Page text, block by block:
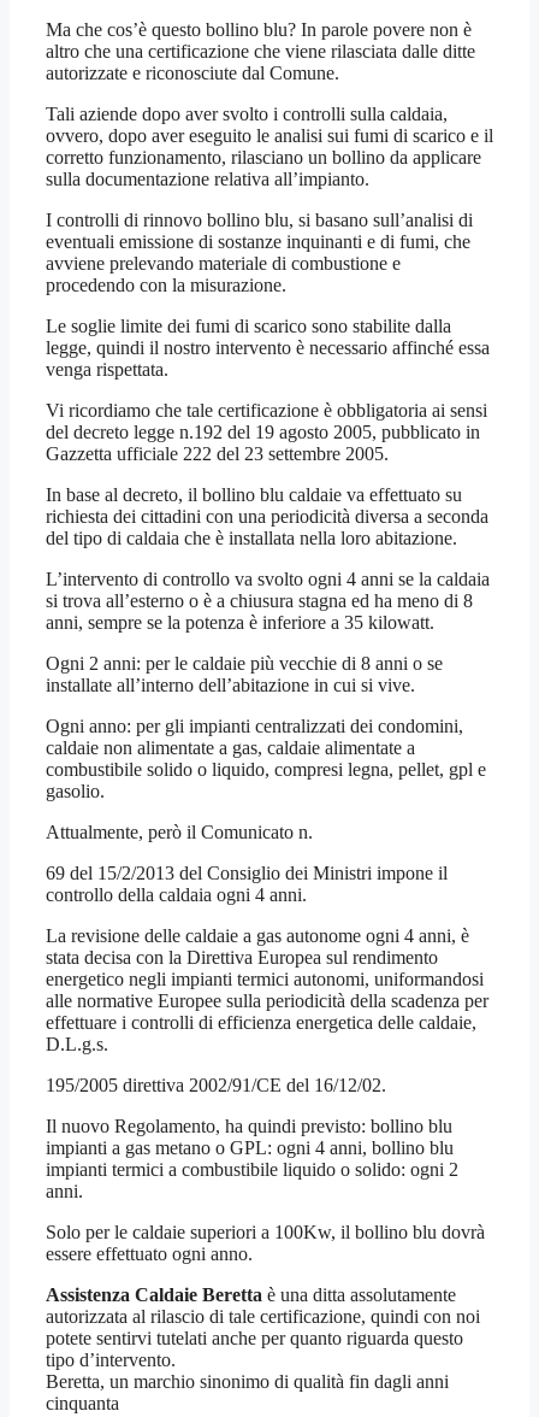
Ma che cos’è questo bollino blu? In parole povere non è
altro che una certificazione che viene rilasciata dalle ditte
autorizzate e riconosciute dal Comune.
Tali aziende dopo aver svolto i controlli sulla caldaia,
ovvero, dopo aver eseguito le analisi sui fumi di scarico e il
corretto funzionamento, rilasciano un bollino da applicare
sulla documentazione relativa all’impianto.
I controlli di rinnovo bollino blu, si basano sull’analisi di
eventuali emissione di sostanze inquinanti e di fumi, che
avviene prelevando materiale di combustione e
procedendo con la misurazione.
Le soglie limite dei fumi di scarico sono stabilite dalla
legge, quindi il nostro intervento è necessario affinché essa
venga rispettata.
Vi ricordiamo che tale certificazione è obbligatoria ai sensi
del decreto legge n.192 del 19 agosto 2005, pubblicato in
Gazzetta ufficiale 222 del 23 settembre 2005.
In base al decreto, il bollino blu caldaie va effettuato su
richiesta dei cittadini con una periodicità diversa a seconda
del tipo di caldaia che è installata nella loro abitazione.
L’intervento di controllo va svolto ogni 4 anni se la caldaia
si trova all’esterno o è a chiusura stagna ed ha meno di 8
anni, sempre se la potenza è inferiore a 35 kilowatt.
Ogni 2 anni: per le caldaie più vecchie di 8 anni o se
installate all’interno dell’abitazione in cui si vive.
Ogni anno: per gli impianti centralizzati dei condomini,
caldaie non alimentate a gas, caldaie alimentate a
combustibile solido o liquido, compresi legna, pellet, gpl e
gasolio.
Attualmente, però il Comunicato n.
69 del 15/2/2013 del Consiglio dei Ministri impone il
controllo della caldaia ogni 4 anni.
La revisione delle caldaie a gas autonome ogni 4 anni, è
stata decisa con la Direttiva Europea sul rendimento
energetico negli impianti termici autonomi, uniformandosi
alle normative Europee sulla periodicità della scadenza per
effettuare i controlli di efficienza energetica delle caldaie,
D.L.g.s.
195/2005 direttiva 2002/91/CE del 16/12/02.
Il nuovo Regolamento, ha quindi previsto: bollino blu
impianti a gas metano o GPL: ogni 4 anni, bollino blu
impianti termici a combustibile liquido o solido: ogni 2
anni.
Solo per le caldaie superiori a 100Kw, il bollino blu dovrà
essere effettuato ogni anno.
Assistenza Caldaie Beretta è una ditta assolutamente
autorizzata al rilascio di tale certificazione, quindi con noi
potete sentirvi tutelati anche per quanto riguarda questo
tipo d’intervento.
Beretta, un marchio sinonimo di qualità fin dagli anni
cinquanta